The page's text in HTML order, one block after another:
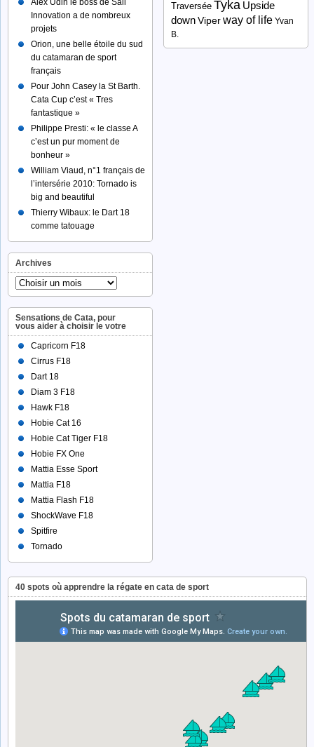
Alex Udin le boss de Sail
Innovation a de nombreux
projets
Orion, une belle étoile du sud
du catamaran de sport
français
Pour John Casey la St Barth.
Cata Cup c’est « Tres
fantastique »
Philippe Presti: « le classe A
c’est un pur moment de
bonheur »
William Viaud, n°1 français de
l’intersérie 2010: Tornado is
big and beautiful
Thierry Wibaux: le Dart 18
comme tatouage
Archives
Sensations de Cata, pour
vous aider à choisir le votre
Capricorn F18
Cirrus F18
Dart 18
Diam 3 F18
Hawk F18
Hobie Cat 16
Hobie Cat Tiger F18
Hobie FX One
Mattia Esse Sport
Mattia F18
Mattia Flash F18
ShockWave F18
Spitfire
Tornado
Traversée Tyka Upside
downViperway of life Yvan
B.
40 spots où apprendre la régate en cata de sport